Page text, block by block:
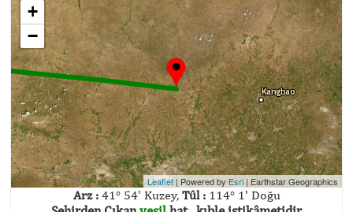
+
−
Leaflet | Powered by Esri | Earthstar Geographics
Arz :41° 54' Kuzey, Tûl :114° 1' Doğu